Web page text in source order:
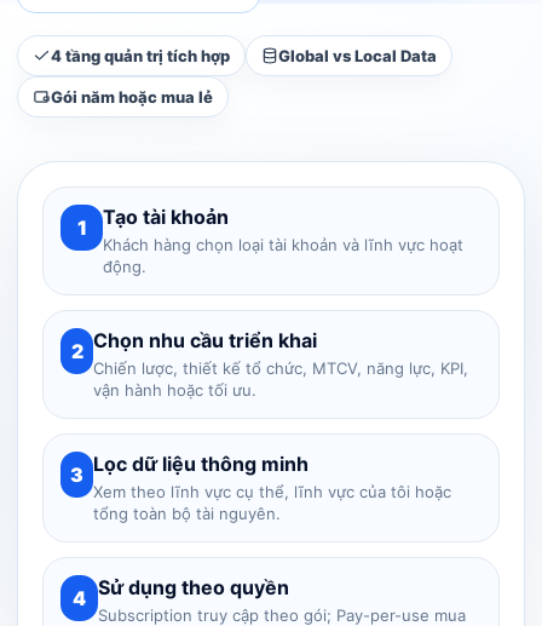
4 tầng quản trị tích hợp Global vs Local Data
Gói năm hoặc mua lẻ
1 Tạo tài khoản
Khách hàng chọn loại tài khoản và lĩnh vực hoạt
động.
2 Chọn nhu cầu triển khai
Chiến lược, thiết kế tổ chức, MTCV, năng lực, KPI,
vận hành hoặc tối ưu.
3 Lọc dữ liệu thông minh
Xem theo lĩnh vực cụ thể, lĩnh vực của tôi hoặc
tổng toàn bộ tài nguyên.
4 Sử dụng theo quyền
Subscription truy cập theo gói; Pay-per-use mua